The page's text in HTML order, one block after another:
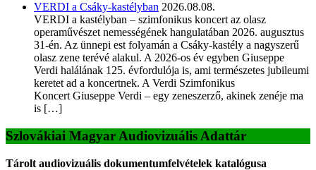
VERDI a Csáky-kastélyban 2026.08.08.
VERDI a kastélyban – szimfonikus koncert az olasz
operaművészet nemességének hangulatában 2026. augusztus
31-én. Az ünnepi est folyamán a Csáky-kastély a nagyszerű
olasz zene terévé alakul. A 2026-os év egyben Giuseppe
Verdi halálának 125. évfordulója is, ami természetes jubileumi
keretet ad a koncertnek. A Verdi Szimfonikus
Koncert Giuseppe Verdi – egy zeneszerző, akinek zenéje ma
is […]
Szlovákiai Magyar Audiovizuális Adattár
Tárolt audiovizuális dokumentumfelvételek katalógusa